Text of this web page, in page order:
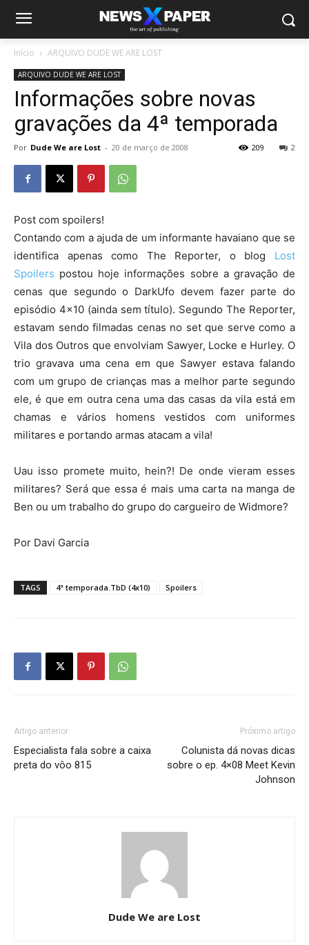
Início ARQUIVO DUDE WE ARE LOST
ARQUIVO DUDE WE ARE LOST
Informações sobre novas
gravações da 4ª temporada
Por Dude We are Lost - 20 de março de 2008 2
209
Post com spoilers!
Contando com a ajuda de um informante havaiano que se
identifica apenas como The Reporter, o blog Lost
Spoilers postou hoje informações sobre a gravação de
cenas que segundo o DarkUfo devem fazer parte do
episódio 4×10 (ainda sem título). Segundo The Reporter,
estavam sendo filmadas cenas no set que serve como a
Vila dos Outros que envolviam Sawyer, Locke e Hurley. O
trio gravava uma cena em que Sawyer estava falando
com um grupo de crianças mas a melhor parte segundo
ele, é que em outra cena uma das casas da vila está em
chamas e vários homens vestidos com uniformes
militares e portando armas atacam a vila!
Uau isso promete muito, hein?! De onde vieram esses
militares? Será que essa é mais uma carta na manga de
Ben ou um trabalho do grupo do cargueiro de Widmore?
Por Davi Garcia
TAGS 4ª temporada.TbD (4x10) Spoilers
Artigo anterior
Especialista fala sobre a caixa
preta do vôo 815
Próximo artigo
Colunista dá novas dicas
sobre o ep. 4×08 Meet Kevin
Johnson
Dude We are Lost